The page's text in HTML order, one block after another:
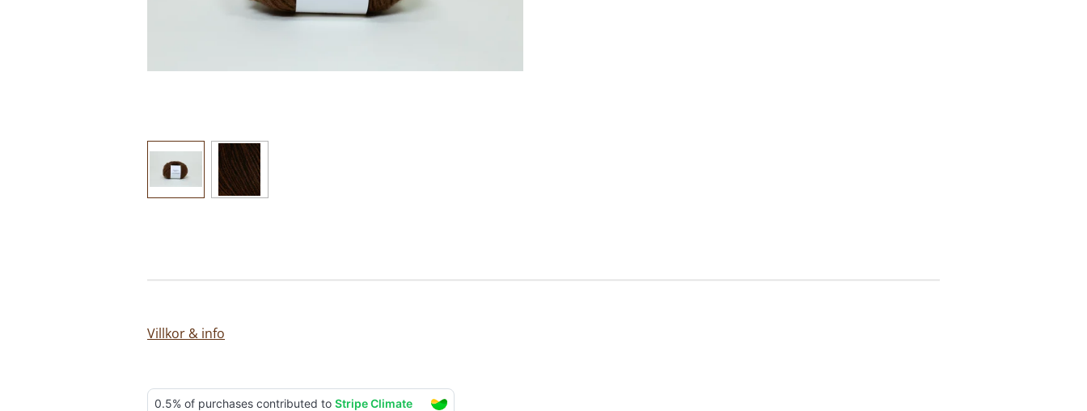
Villkor & info